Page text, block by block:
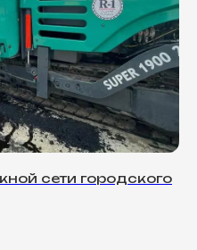
сети городского